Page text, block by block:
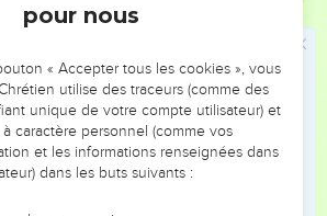
nos prêtres et nos ancêtres n’ont
n’ont pas prêté attention aux
leur adressais.
dans leur royaume des nombreux
dans le pays spacieux et
donné, ils ne t’ont pas adoré et ne se
pour nous
« Accepter tous les cookies », vous
utilise des traceurs (comme des
unique de votre compte utilisateur) et
caractère personnel (comme vos
et les informations renseignées dans
dans les buts suivants :